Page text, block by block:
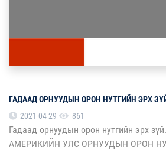
ГАДААД ОРНУУДЫН ОРОН НУТГИЙН ЭРХ
2021-04-29
861
Гадаад орнуудын орон нутгийн эрх
АМЕРИКИЙН УЛС ОРНУУДЫН ОРОН